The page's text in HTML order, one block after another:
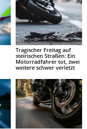
Tragischer Freitag auf
steirischen Straßen: Ein
Motorradfahrer tot, zwei
weitere schwer verletzt